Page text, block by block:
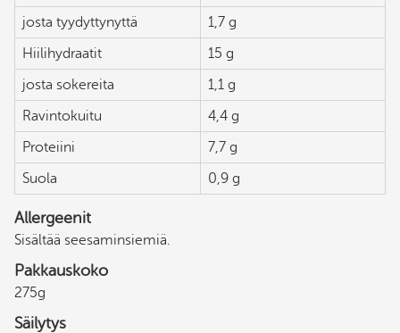
josta tyydyttynyttä
1,7 g
Hiilihydraatit
15 g
josta sokereita
1,1 g
Ravintokuitu
4,4 g
Proteiini
7,7 g
Suola
0,9 g
Allergeenit
Sisältää seesaminsiemiä.
Pakkauskoko
275g
Säilytys